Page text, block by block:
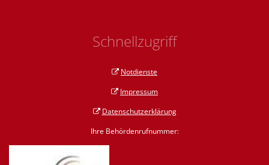
Schnellzugriff
Notdienste
Impressum
Datenschutzerklärung
Ihre Behördenrufnummer: